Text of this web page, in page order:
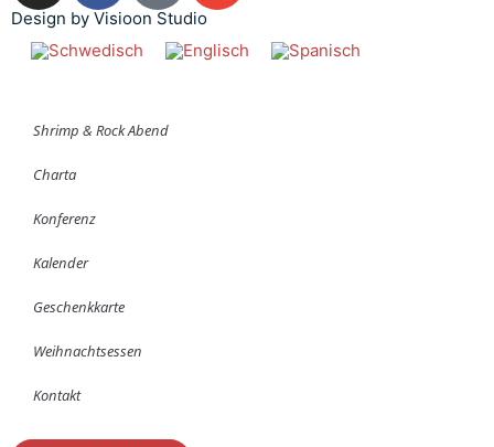
Design by Visioon Studio
Shrimp & Rock Abend
Charta
Konferenz
Kalender
Geschenkkarte
Weihnachtsessen
Kontakt